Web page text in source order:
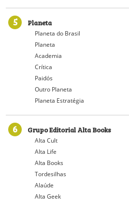
5 Planeta
Planeta do Brasil
Planeta
Academia
Crítica
Paidós
Outro Planeta
Planeta Estratégia
6 Grupo Editorial Alta Books
Alta Cult
Alta Life
Alta Books
Tordesilhas
Alaúde
Alta Geek